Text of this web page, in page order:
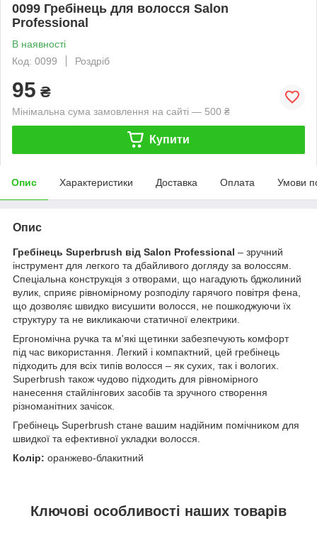
0099 Гребінець для волосся Salon
Professional
В наявності
Код: 0099
Роздріб
95 ₴
Мінімальна сума замовлення на сайті — 500 ₴
Купити
Опис Характеристики Доставка Оплата Умови
Опис
Гребінець Superbrush від Salon Professional – зручний
інструмент для легкого та дбайливого догляду за волоссям.
Спеціальна конструкція з отворами, що нагадують бджолиний
вулик, сприяє рівномірному розподілу гарячого повітря фена,
що дозволяє швидко висушити волосся, не пошкоджуючи їх
структуру та не викликаючи статичної електрики.
Ергономічна ручка та м'які щетинки забезпечують комфорт
під час використання. Легкий і компактний, цей гребінець
підходить для всіх типів волосся – як сухих, так і вологих.
Superbrush також чудово підходить для рівномірного
нанесення стайлінгових засобів та зручного створення
різноманітних зачісок.
Гребінець Superbrush стане вашим надійним помічником для
швидкої та ефективної укладки волосся.
Колір: оранжево-блакитний
Ключові особливості наших товарів